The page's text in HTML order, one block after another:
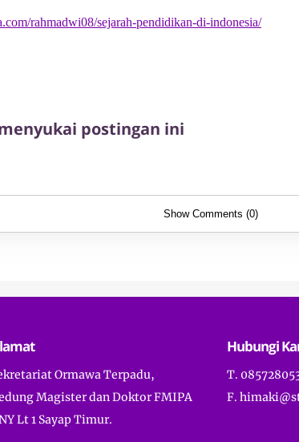
rahmadwi08/sejarah-pendidikan-di-indonesia/
postingan ini
Show Comments (0)
Ormawa Terpadu,
Magister dan Doktor FMIPA
Lt 1 Sayap Timur.
Hubungi
T.
F.